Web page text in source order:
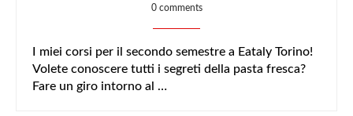
0 comments
I miei corsi per il secondo semestre a Eataly Torino!
Volete conoscere tutti i segreti della pasta fresca?
Fare un giro intorno al …